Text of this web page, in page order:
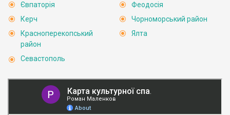
Євпаторія
Керч
Красноперекопський
район
Севастополь
Феодосія
Чорноморський район
Ялта